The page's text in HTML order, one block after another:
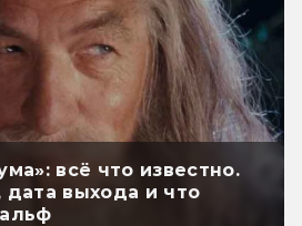
всё что известно.
выхода и что